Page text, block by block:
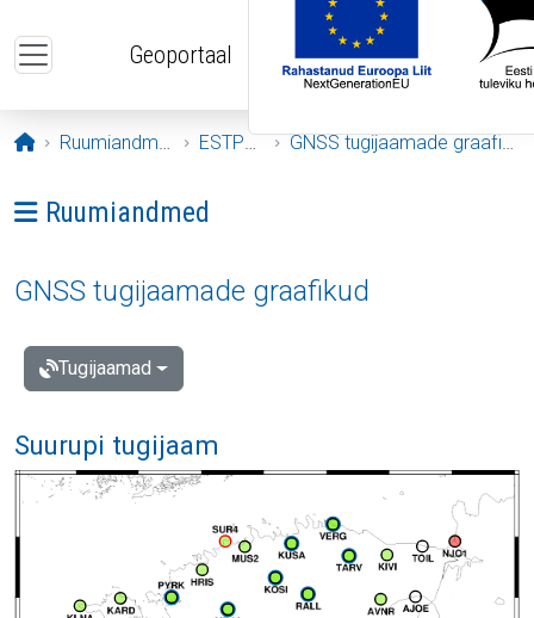
Geoportaal
Avaleht
Ruumiandmed ESTPOS GNSS tugijaamade graafikud
Ava menüü: Ruumiandmed
Ruumiandmed
GNSS tugijaamade graafikud
Tugijaamad
Suurupi tugijaam